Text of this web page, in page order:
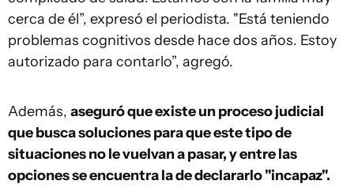
cerca de él”, expresó el periodista. "Está teniendo
problemas cognitivos desde hace dos años. Estoy
autorizado para contarlo”, agregó.
Además, aseguró que existe un proceso judicial
que busca soluciones para que este tipo de
situaciones no le vuelvan a pasar, y entre las
opciones se encuentra la de declararlo "incapaz".